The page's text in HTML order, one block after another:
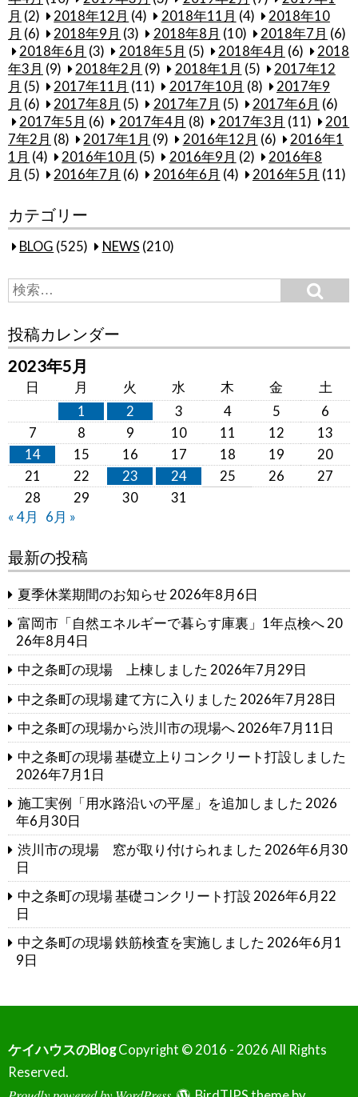
月 (2) 2018年12月 (4) 2018年11月 (4)
2018年10
月 (6) 2018年9月 (3) 2018年8月 (10) 2018年7月 (6)
2018年6月 (3) 2018年5月 (5) 2018年4月 (6)
2018
年3月 (9) 2018年2月 (9) 2018年1月 (5)
2017年12
月 (5) 2017年11月 (11) 2017年10月 (8)
2017年9
月 (6) 2017年8月 (5) 2017年7月 (5) 2017年6月 (6)
2017年5月 (6) 2017年4月 (8) 2017年3月 (11)
201
7年2月 (8) 2017年1月 (9) 2016年12月 (6)
2016年1
1月 (4) 2016年10月 (5) 2016年9月 (2)
2016年8
月 (5) 2016年7月 (6) 2016年6月 (4) 2016年5月 (11)
カテゴリー
BLOG (525) NEWS (210)
S
e
r
c
h
r:
e
h
投稿カレンダー
2023年5月
日 月 火 水 木 金
土
1
2 3 4 5
6
7
8 9 10 11 12
13
14
15 16 17 18 19
20
21
22 23 24 25 26
27
28
29 30
31
« 4月
6月 »
最新の投稿
夏季休業期間のお知らせ2026年8月6日
富岡市「自然エネルギーで暮らす庫裏」1年点検へ20
26年8月4日
中之条町の現場 上棟しました 2026年7月29日
中之条町の現場 建て方に入りました 2026年7月28日
中之条町の現場から渋川市の現場へ 2026年7月11日
中之条町の現場 基礎立上りコンクリート打設しました
2026年7月1日
施工実例「用水路沿いの平屋」を追加しました 2026
年6月30日
渋川市の現場 窓が取り付けられました 2026年6月30
日
中之条町の現場 基礎コンクリート打設 2026年6月22
日
中之条町の現場 鉄筋検査を実施しました 2026年6月1
9日
ケイハウスのBlogCopyright © 2016 - 2026 All Rights
Reserved.